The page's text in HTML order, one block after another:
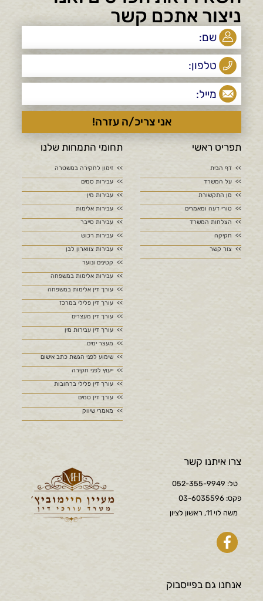
ניצור אתכם קשר
תפריט ראשי
דף הבית
על המשרד
מן התקשורת
טורי דעה ומאמרים
הצלחות המשרד
חקיקה
צור קשר
תחומי התמחות שלנו
זימון לחקירה במשטרה
עבירות סמים
עבירות מין
עבירות אלימות
עבירות סייבר
עבירות רכוש
עבירות צווארון לבן
קטינים ונוער
עבירות אלימות במשפחה
עורך דין אלימות במשפחה
עורך דין פלילי במרכז
עורך דין מעצרים
עורך דין עבירות מין
מעצר ימים
שימוע לפני הגשת כתב אישום
ייעוץ לפני חקירה
עורך דין פלילי ברחובות
עורך דין סמים
מאמרי שיווק
צרו איתנו קשר
טל: 052-355-9949
פקס: 03-6035596
משה לוי 11, ראשון לציון
אנחנו גם בפייסבוק